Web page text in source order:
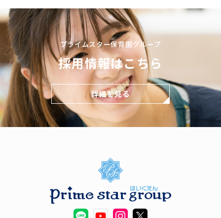
プライムスター保育園グループ
採用情報はこちら
詳細を見る